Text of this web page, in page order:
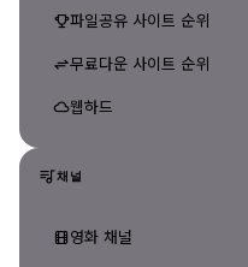
파일공유 사이트 순위
무료다운 사이트 순위
웹하드
채널
영화 채널